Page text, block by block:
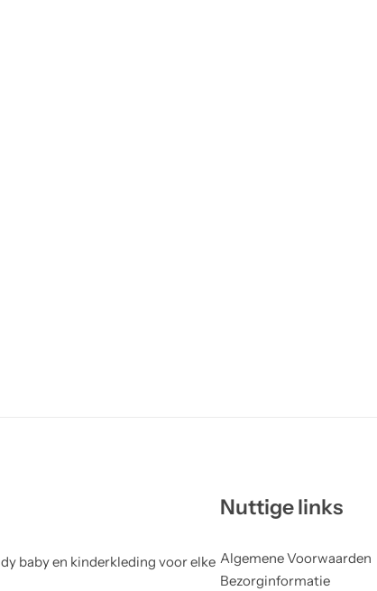
baby en kinderkleding voor elke
Nuttige links
Algemene Voorwaarden
Bezorginformatie